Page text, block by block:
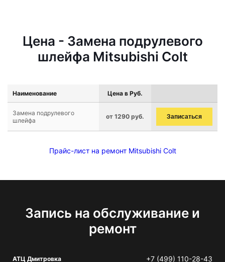
Цена - Замена подрулевого
шлейфа Mitsubishi Colt
Наименование Цена в Руб.
Замена подрулевого
шлейфа
от 1290 руб. Записаться
Прайс-лист на ремонт Mitsubishi Colt
Запись на обслуживание и
ремонт
АТЦ Дмитровка +7 (499) 110-28-43